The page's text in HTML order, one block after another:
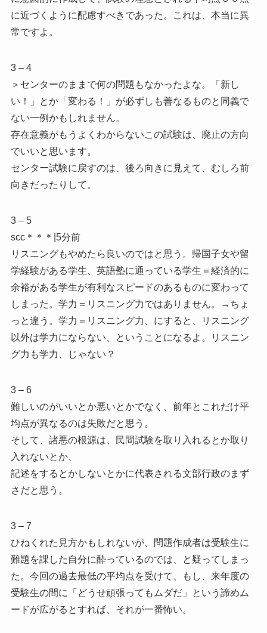
に近づくように配慮すべきであった。これは、本当に異
常ですよ。
3 – 4
＞センターのままで何の問題もなかったよな。「新し
い！」とか「変わる！」が必ずしも善なるものと同義で
ない一例かもしれません。
存在意義がもうよくわからないこの試験は、廃止の方向
でいいと思います。
センター試験に戻すのは、後ろ向きに見えて、むしろ前
向きだったりして。
3 – 5
scc＊＊＊|5分前
リスニングもやめたら良いのではと思う。帰国子女や留
学経験がある学生、英語塾に通っている学生＝経済的に
余裕がある学生が有利なスピードのあるものに変わって
しまった。学力＝リスニング力ではありません。→ちょ
っと違う。学力＝リスニング力、にすると、リスニング
以外は学力にならない、ということになるよ。リスニン
グ力も学力、じゃない？
3 – 6
難しいのがいいとか悪いとかでなく、前年とこれだけ平
均点が異なるのは失敗だと思う。
そして、諸悪の根源は、民間試験を取り入れるとか取り
入れないとか、
記述をするとかしないとかに代表される文部行政のまず
さだと思う。
3 – 7
ひねくれた見方かもしれないが、問題作成者は受験生に
難題を課した自分に酔っているのでは、と疑ってしまっ
た。今回の過去最低の平均点を受けて、もし、来年度の
受験生の間に「どうせ頑張ってもムダだ」という諦めム
ードが広がるとすれば、それが一番怖い。